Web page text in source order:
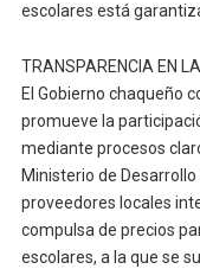
escolares está
TRANSPARENCIA EN
El Gobierno chaqueño
promueve la
mediante procesos
Ministerio de
proveedores locales
compulsa de precios
escolares, a la que se